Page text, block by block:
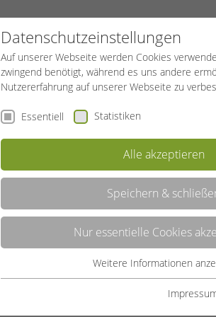
PROJEKTE SPORTREISEN
Datenschutzeinstellungen
Auf unserer Webseite werden Cookies
zwingend benötigt, während es uns andere
Nutzererfahrung auf unserer Webseite zu
Essentiell Statistiken
Alle akzeptieren
Speichern &
Nur essentielle Cookies
Essentielle Cookies werden für grundlegende
Weitere Informationen